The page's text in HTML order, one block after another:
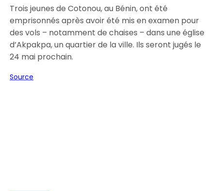
Trois jeunes de Cotonou, au Bénin, ont été
emprisonnés après avoir été mis en examen pour
des vols – notamment de chaises – dans une église
d’Akpakpa, un quartier de la ville. Ils seront jugés le
24 mai prochain.
Source